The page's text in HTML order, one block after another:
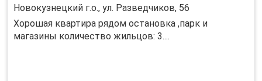
Новокузнецкий г.о., ул. Разведчиков, 56
Хорошая квартира рядом остановка ,парк и
магазины количество жильцов: 3....